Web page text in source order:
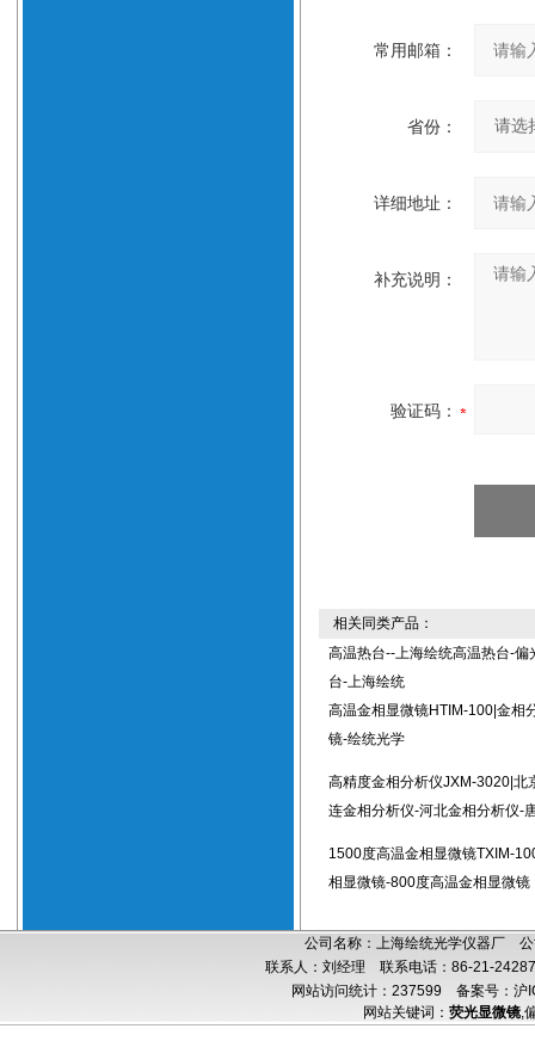
常用邮箱：
省份：
详细地址：
补充说明：
验证码：
相关同类产品：
高温热台--上海绘统高温热台-偏
台-上海绘统
高温金相显微镜HTIM-100|金相
镜-绘统光学
高精度金相分析仪JXM-3020|北
连金相分析仪-河北金相分析仪-
1500度高温金相显微镜TXIM-
相显微镜-800度高温金相显微镜
公司名称：上海绘统光学仪器厂
联系人：刘经理 联系电话：86-21-
网站访问统计：237599 备案号：沪
网站关键词： 荧光显微镜,